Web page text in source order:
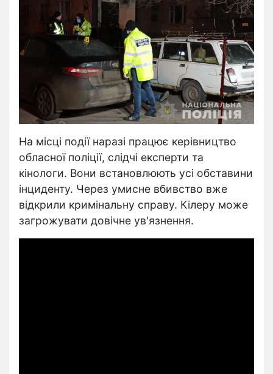
На місці події наразі працює керівництво
обласної поліції, слідчі експерти та
кінологи. Вони встановлюють усі обставини
інциденту. Через умисне вбивство вже
відкрили кримінальну справу. Кілеру може
загрожувати довічне ув'язнення.